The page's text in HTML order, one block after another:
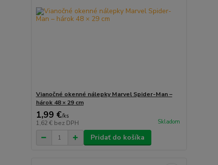
Vianočné okenné nálepky Marvel Spider-Man –
hárok 48 × 29 cm
1,99 €/ks
1,62 € bez DPH Skladom
Pridať do košíka